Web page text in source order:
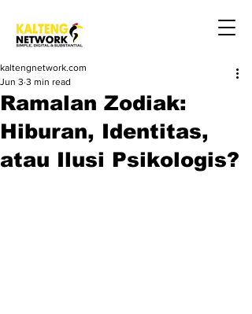
Ramalan Zodiak:
Hiburan, Identitas,
atau Ilusi Psikologis?
kaltengnetwork.com
Jun 3 3 min read